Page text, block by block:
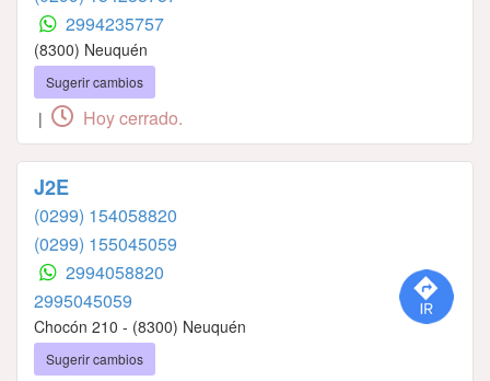
2994235757
(8300) Neuquén
Sugerir cambios
| Hoy cerrado.
J2E
(0299) 154058820
(0299) 155045059
2994058820
2995045059
Chocón 210 - (8300) Neuquén
Sugerir cambios